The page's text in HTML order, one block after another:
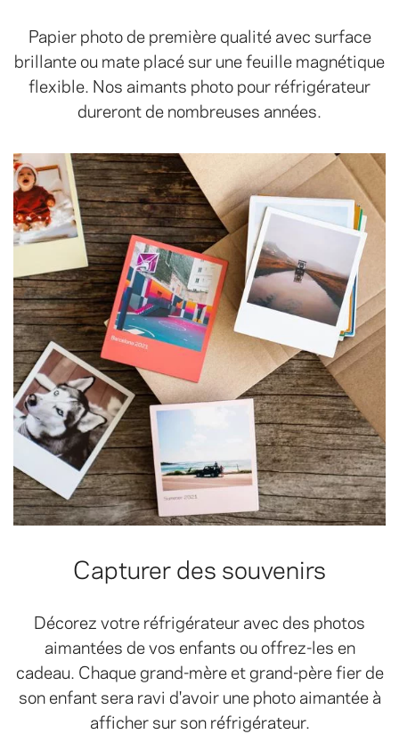
Papier photo de première qualité avec surface
brillante ou mate placé sur une feuille magnétique
flexible. Nos aimants photo pour réfrigérateur
dureront de nombreuses années.
Capturer des souvenirs
Décorez votre réfrigérateur avec des photos
aimantées de vos enfants ou offrez-les en
cadeau. Chaque grand-mère et grand-père fier de
son enfant sera ravi d'avoir une photo aimantée à
afficher sur son réfrigérateur.